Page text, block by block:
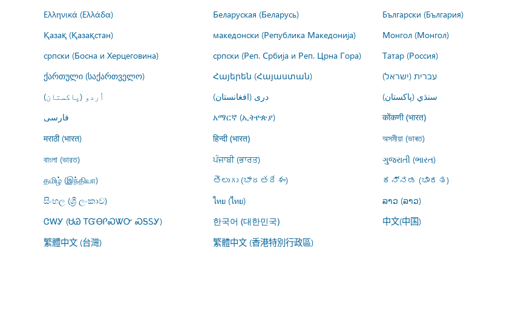
Ελληνικά (Ελλάδα)
Беларуская (Беларусь) Български (България)
Қазақ (Қазақстан)
македонски (Република Македонија) Монгол (Монгол)
српски (Босна и Херцеговина)
српски (Реп. Србија и Реп. Црна Гора) Татар (Россия)
ქართული (საქართველო)
Հայերեն (Հայաստան) עברית (ישראל)
اُردو (پاکستان)
درى (افغانستان) سنڌي (پاکستان)
فارسى
አማርኛ (ኢትዮጵያ) कोंकणी (भारत)
मराठी (भारत)
हिन्दी (भारत) অসমীয়া (ভাৰত)
বাংলা (ভারত)
ਪੰਜਾਬੀ (ਭਾਰਤ) ગુજરાતી (ભારત)
தமிழ் (இந்தியா)
తెలుగు (భారతదేశం) ಕನ್ನಡ (ಭಾರತ)
සිංහල (ශ්‍රී ලංකාව)
ไทย (ไทย) ລາວ (ລາວ)
ᏣᎳᎩ (ᏌᏊ ᎢᏳᎾᎵᏍᏔᏅ ᏍᎦᏚᎩ)
한국어 (대한민국) 中文(中国)
繁體中文 (台灣) 繁體中文 (香港特別行政區)